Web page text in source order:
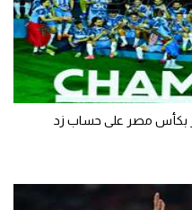
بكأس مصر على حساب زد